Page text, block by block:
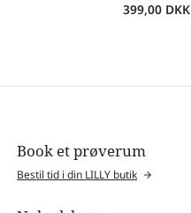
399,00 DKK
Book et prøverum
Bestil tid i din LILLY butik